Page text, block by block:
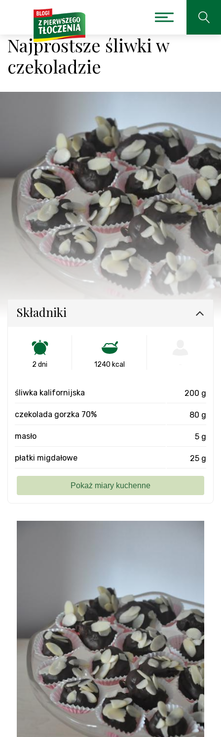
Najprostsze śliwki w
czekoladzie
Składniki
2 dni 1240 kcal
śliwka kalifornijska 200 g
czekolada gorzka 70% 80 g
masło 5 g
płatki migdałowe 25 g